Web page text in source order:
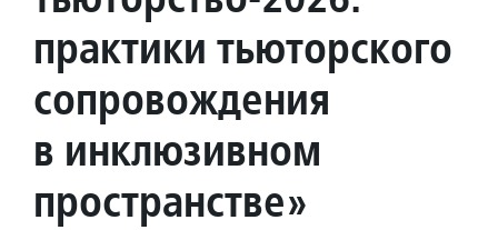
практики тьюторского
сопровождения
в инклюзивном
пространстве»